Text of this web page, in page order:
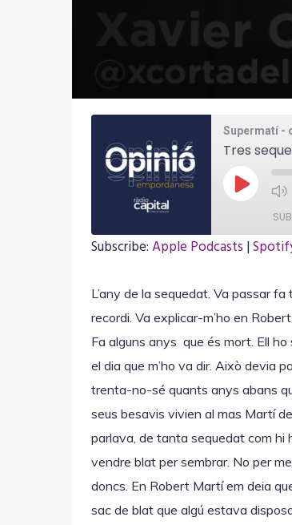
Supermatí -
Tres
P
l
E
p
o
e
iVoox
RSS FEED
LINK
EMBED
Subscribe:Apple Podcasts |
L’any de la sequedat. Va passar
recordi. Va explicar-m’ho en
Fa alguns anys que és mort. Ell
el dia que m’ho va dir. Això devia
trenta-no-sé quants anys abans
seus besavis vivien al mas Martí
parlava, de tanta sequedat com hi
vendre blat per sembrar. No per
doncs. En Robert Martí em deia
sac de blat que algú estava